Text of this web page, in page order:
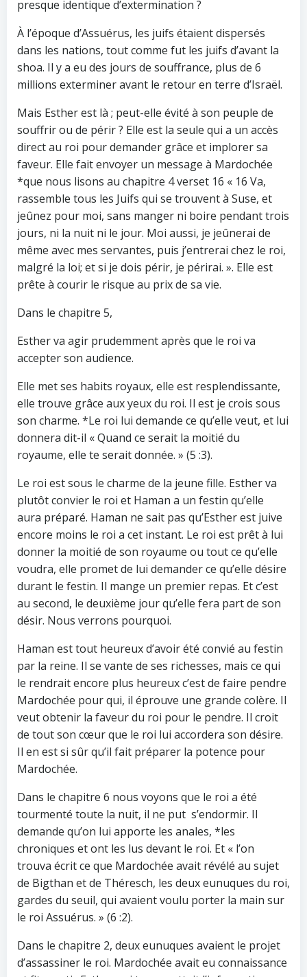
presque identique d’extermination ?
À l’époque d’Assuérus, les juifs étaient dispersés
dans les nations, tout comme fut les juifs d’avant la
shoa. Il y a eu des jours de souffrance, plus de 6
millions exterminer avant le retour en terre d’Israël.
Mais Esther est là ; peut-elle évité à son peuple de
souffrir ou de périr ? Elle est la seule qui a un accès
direct au roi pour demander grâce et implorer sa
faveur. Elle fait envoyer un message à Mardochée
*que nous lisons au chapitre 4 verset 16 « 16 Va,
rassemble tous les Juifs qui se trouvent à Suse, et
jeûnez pour moi, sans manger ni boire pendant trois
jours, ni la nuit ni le jour. Moi aussi, je jeûnerai de
même avec mes servantes, puis j’entrerai chez le roi,
malgré la loi; et si je dois périr, je périrai. ». Elle est
prête à courir le risque au prix de sa vie.
Dans le chapitre 5,
Esther va agir prudemment après que le roi va
accepter son audience.
Elle met ses habits royaux, elle est resplendissante,
elle trouve grâce aux yeux du roi. Il est je crois sous
son charme. *Le roi lui demande ce qu’elle veut, et lui
donnera dit-il « Quand ce serait la moitié du
royaume, elle te serait donnée. » (5 :3).
Le roi est sous le charme de la jeune fille. Esther va
plutôt convier le roi et Haman a un festin qu’elle
aura préparé. Haman ne sait pas qu’Esther est juive
encore moins le roi a cet instant. Le roi est prêt à lui
donner la moitié de son royaume ou tout ce qu’elle
voudra, elle promet de lui demander ce qu’elle désire
durant le festin. Il mange un premier repas. Et c’est
au second, le deuxième jour qu’elle fera part de son
désir. Nous verrons pourquoi.
Haman est tout heureux d’avoir été convié au festin
par la reine. Il se vante de ses richesses, mais ce qui
le rendrait encore plus heureux c’est de faire pendre
Mardochée pour qui, il éprouve une grande colère. Il
veut obtenir la faveur du roi pour le pendre. Il croit
de tout son cœur que le roi lui accordera son désire.
Il en est si sûr qu’il fait préparer la potence pour
Mardochée.
Dans le chapitre 6 nous voyons que le roi a été
tourmenté toute la nuit, il ne put s’endormir. Il
demande qu’on lui apporte les anales, *les
chroniques et ont les lus devant le roi. Et « l’on
trouva écrit ce que Mardochée avait révélé au sujet
de Bigthan et de Théresch, les deux eunuques du roi,
gardes du seuil, qui avaient voulu porter la main sur
le roi Assuérus. » (6 :2).
Dans le chapitre 2, deux eunuques avaient le projet
d’assassiner le roi. Mardochée avait eu connaissance